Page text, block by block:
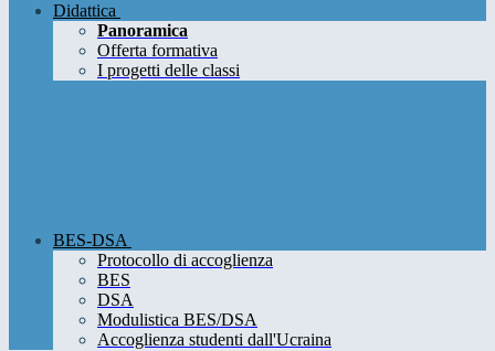
Didattica
Panoramica
Offerta formativa
I progetti delle classi
BES-DSA
Protocollo di accoglienza
BES
DSA
Modulistica BES/DSA
Accoglienza studenti dall'Ucraina